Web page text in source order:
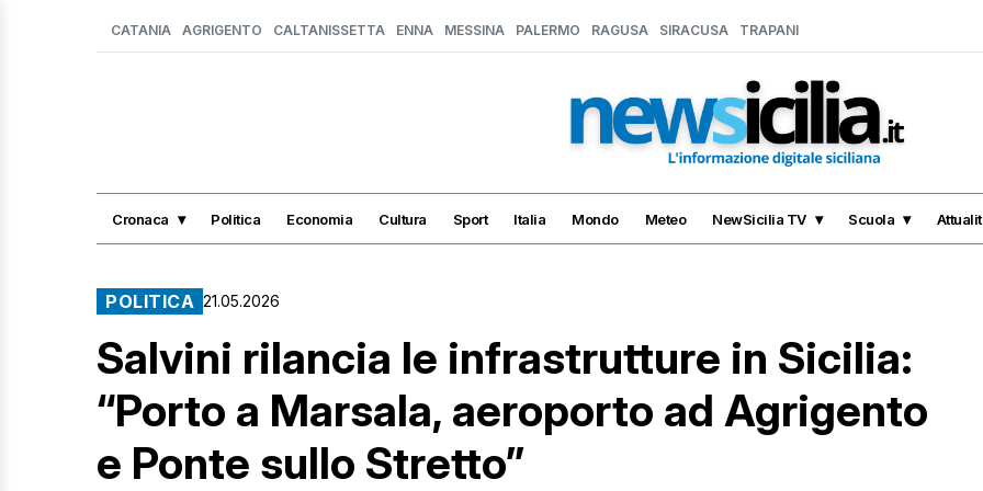
CATANIA AGRIGENTO CALTANISSETTA ENNA MESSINA PALERMO RAGUSA SIRACUSA TRAPANI
Cronaca Politica Economia Cultura Sport Italia Mondo Meteo NewSicilia TV Scuola
POLITICA 21.05.2026
Salvini rilancia le infrastrutture in Sicilia:
“Porto a Marsala, aeroporto ad Agrigento
e Ponte sullo Stretto”